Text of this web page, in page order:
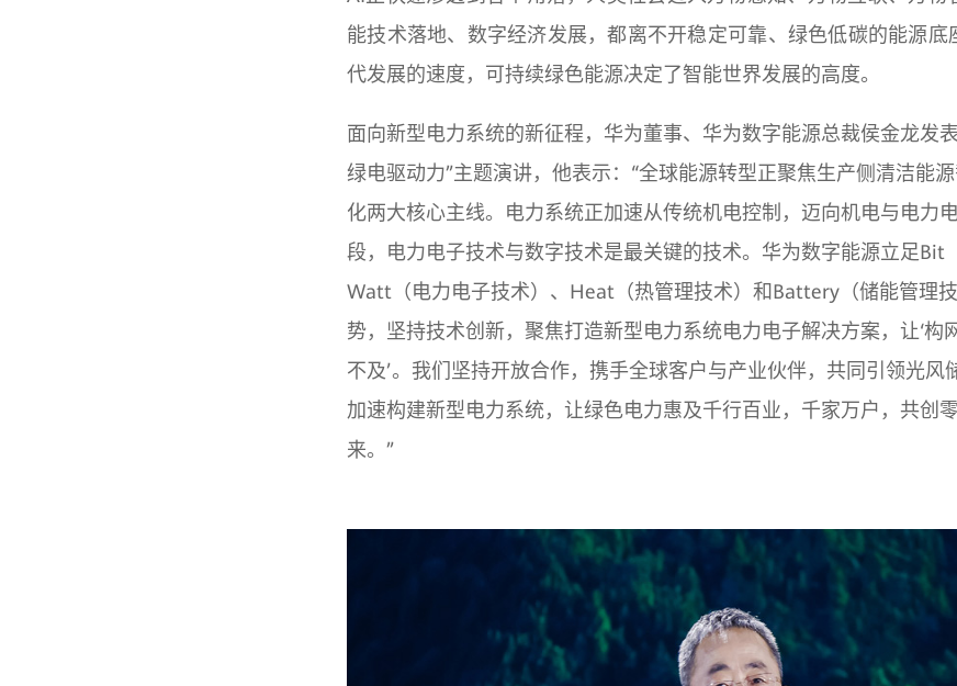
能技术落地、数字经济发展，都离不开稳定可靠、绿色低碳的能源底
代发展的速度，可持续绿色能源决定了智能世界发展的高度。
面向新型电力系统的新征程，华为董事、华为数字能源总裁侯金龙发
绿电驱动力”主题演讲，他表示：“全球能源转型正聚焦生产侧清洁能
化两大核心主线。电力系统正加速从传统机电控制，迈向机电与电力
段，电力电子技术与数字技术是最关键的技术。华为数字能源立足Bit
Watt（电力电子技术）、Heat（热管理技术）和Battery（储能管理
势，坚持技术创新，聚焦打造新型电力系统电力电子解决方案，让‘构
不及’。我们坚持开放合作，携手全球客户与产业伙伴，共同引领光风
加速构建新型电力系统，让绿色电力惠及千行百业，千家万户，共创
来。”